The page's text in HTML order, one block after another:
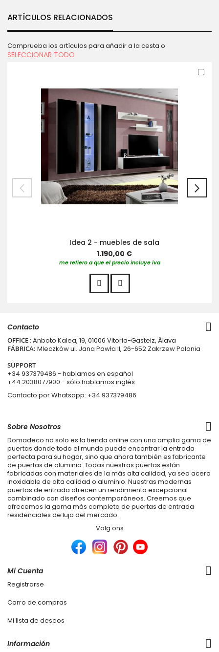
ARTÍCULOS RELACIONADOS
Comprueba los artículos para añadir a la cesta o
SELECCIONAR TODO
Idea 2 - muebles de sala
1.190,00 €
me refiero a que el precio incluye iva
Contacto
OFFICE : Anboto Kalea, 19, 01006 Vitoria-Gasteiz, Álava
FÁBRICA: Mleczków ul. Jana Pawła II, 26-652 Zakrzew Polonia
SUPPORT
+34 937379486 - hablamos en español
+44 2038077900 - sólo hablamos inglés
Contacto por Whatsapp: +34 937379486
Sobre Nosotros
Domadeco no solo es la tienda online con una amplia gama de
puertas donde todo el mundo puede encontrar la entrada
perfecta para su hogar, sino que ahora también es fabricante
de puertas de aluminio. Todas nuestras puertas están
fabricadas con materiales de la más alta calidad, ya sea acero
inoxidable de alta calidad o aluminio. Nuestras modernas
puertas de entrada ofrecen un rendimiento excepcional
combinado con diseños contemporáneos. Creemos que
ofrecemos la gama más completa de puertas de entrada
residenciales de lujo del mercado.
Volg ons
Mi Cuenta
Registrarse
Carro de compras
Mi lista de deseos
Información